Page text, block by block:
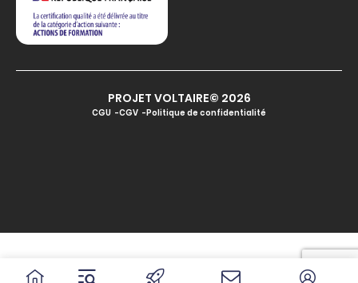
PROJET VOLTAIRE© 2026
CGU CGV Politique de confidentialité